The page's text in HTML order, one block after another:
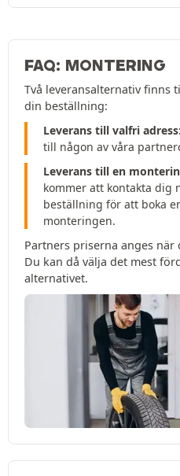
FAQ: MONTERING
Två leveransalternativ finns
din beställning:
Leverans till valfri adress:
till någon av våra
Leverans till en
kommer att kontakta dig
beställning för att boka
monteringen.
Partners priserna anges
Du kan då välja det mest
alternativet.